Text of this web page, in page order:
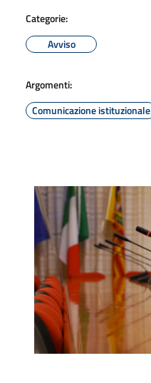
Categorie:
Avviso
Argomenti:
Comunicazione istituzionale